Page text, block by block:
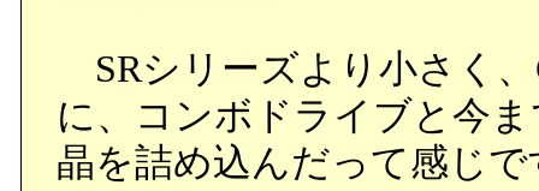
SRシリーズより小さく
に、コンボドライブと今
晶を詰め込んだって感じ